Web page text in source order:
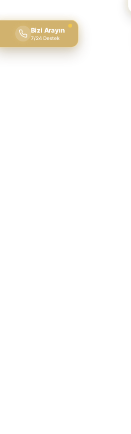
Bizi Arayın
7/24 Destek